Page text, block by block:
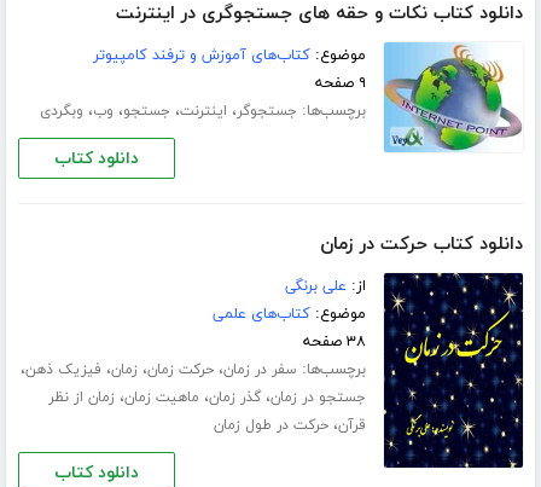
دانلود کتاب نکات و حقه های جستجوگری در اینترنت
موضوع:کتاب‌های آموزش و ترفند کامپیوتر
۹ صفحه
برچسب‌ها: جستجوگر، اینترنت، جستجو، وب، وبگردی
دانلود کتاب
دانلود کتاب حرکت در زمان
از: علی برنگی
موضوع:کتاب‌های علمی
۳۸ صفحه
برچسب‌ها: سفر در زمان،حرکت زمان، زمان، فیزیک ذهن،
جستجو در زمان،گذر زمان، ماهیت زمان، زمان از نظر
قرآن،حرکت در طول زمان
دانلود کتاب